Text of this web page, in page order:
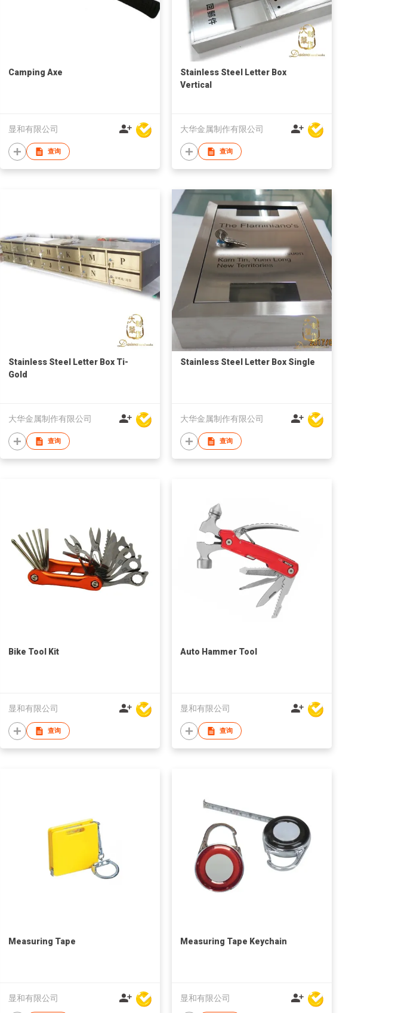
Camping Axe
显和有限公司
查询
Stainless Steel Letter Box
Vertical
大华金属制作有限公司
查询
Stainless Steel Letter Box Ti-
Gold
大华金属制作有限公司
查询
Stainless Steel Letter Box Single
大华金属制作有限公司
查询
Bike Tool Kit
显和有限公司
查询
Auto Hammer Tool
显和有限公司
查询
Measuring Tape
显和有限公司
Measuring Tape Keychain
显和有限公司